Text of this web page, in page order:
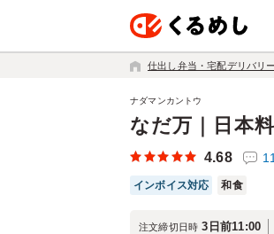
仕出し弁当・宅配デリバリー
なだ万｜日本
ナダマンカントウ
4.68
インボイス対応 和食
注文締切日時 3日前11:00